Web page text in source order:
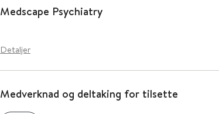
Medscape Psychiatry
Detaljer
Medverknad og deltaking for tilsette